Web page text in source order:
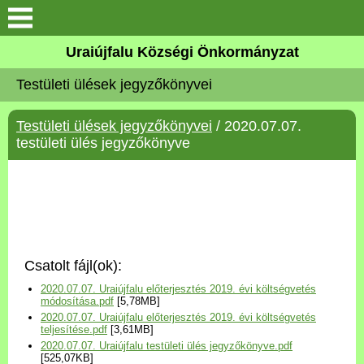
Köszöntő
Elérhetőségek
Uraiújfalu
Választási információk
Versenyképes Járások
Program
Uraiújfalu Községi Önkormányzat
Testületi ülések jegyzőkönyvei
Testületi ülések jegyzőkönyvei / 2020.07.07.
testületi ülés jegyzőkönyve
Csatolt fájl(ok):
2020.07.07. Uraiújfalu előterjesztés 2019. évi költségvetés
módosítása.pdf [5,78MB]
2020.07.07. Uraiújfalu előterjesztés 2019. évi költségvetés
teljesítése.pdf [3,61MB]
2020.07.07. Uraiújfalu testületi ülés jegyzőkönyve.pdf
[525,07KB]